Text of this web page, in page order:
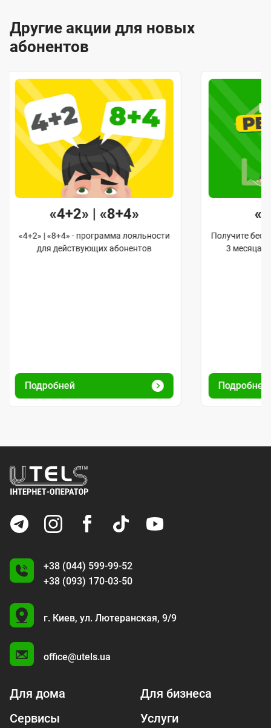
Другие акции для новых
абонентов
«4+2» | «8+4»
«4+2» | «8+4» - программа лояльности
для действующих абонентов
Подробней
Получите
3 месяца
Подробней
+38 (044) 599-99-52
+38 (093) 170-03-50
U
г. Киев, ул. Лютеранская, 9/9
office@utels.ua
Для дома
Для бизнеса
Сервисы
Услуги